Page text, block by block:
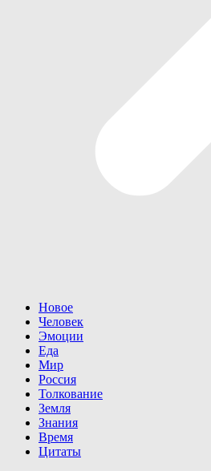
Новое
Человек
Эмоции
Еда
Мир
Россия
Толкование
Земля
Знания
Время
Цитаты